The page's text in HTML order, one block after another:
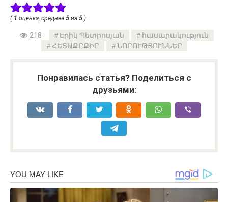
( 1 оценка, среднее 5 из 5 )
218 Էրիկ Պետրոսյան
հասարակություն
ՀԵՏԱՔՐՔԻՐ
ՆՈՐՈՒԹՅՈՒՆՆԵՐ
Понравилась статья? Поделиться с
друзьями: